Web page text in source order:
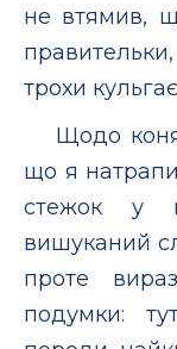
не втямив,
трохи
Щодо коня
що я
стежок у
вишуканий
проте
подумки: